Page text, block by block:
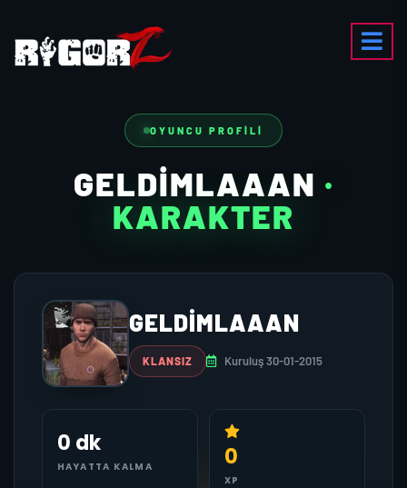
OYUNCU PROFILI
GELDIMLAAAN ·
KARAKTER
GELDIMLAAAN
KLANSIZ Kuruluş 30-01-2015
0 dk
HAYATTA KALMA 0
XP